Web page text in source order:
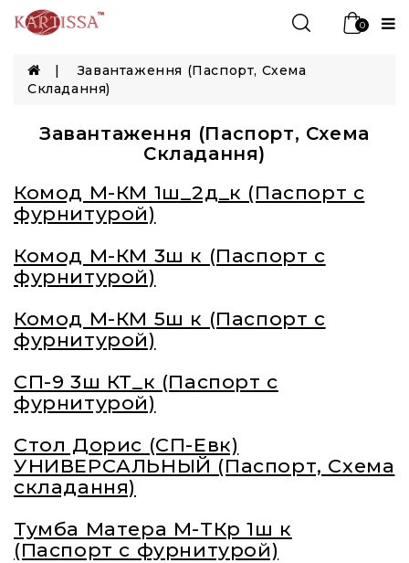
0
Завантаження (Паспорт, Схема
Складання)
Завантаження (Паспорт, Схема
Складання)
Комод М-КМ 1ш_2д_к (Паспорт с
фурнитурой)
Комод М-КМ 3ш к (Паспорт с
фурнитурой)
Комод М-КМ 5ш к (Паспорт с
фурнитурой)
СП-9 3ш КТ_к (Паспорт с
фурнитурой)
Стол Дорис (СП-Евк)
УНИВЕРСАЛЬНЫЙ (Паспорт, Схема
складання)
Тумба Матера М-ТКр 1ш к
(Паспорт с фурнитурой)